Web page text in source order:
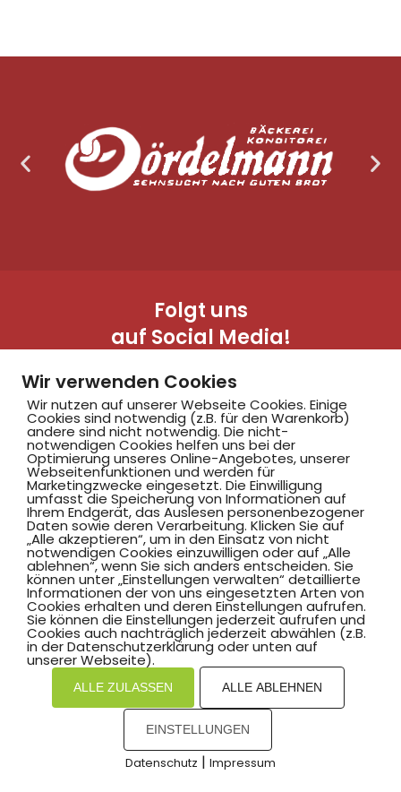
Folgt uns
auf Social Media!
Hammer SportClub 2008
Am Südbad 9,
59069 Hamm
©2025 Hammer SportClub 2008 e.V.
Mit zum Verein by PASSGEBER
Impressum
Hinweisgebersystem
Wir verwenden Cookies
Wir nutzen auf unserer Webseite Cookies. Einige
Cookies sind notwendig (z.B. für den Warenkorb)
andere sind nicht notwendig. Die nicht-
notwendigen Cookies helfen uns bei der
Optimierung unseres Online-Angebotes, unserer
Webseitenfunktionen und werden für
Marketingzwecke eingesetzt. Die Einwilligung
umfasst die Speicherung von Informationen auf
Ihrem Endgerät, das Auslesen personenbezogener
Daten sowie deren Verarbeitung. Klicken Sie auf
„Alle akzeptieren“, um in den Einsatz von nicht
notwendigen Cookies einzuwilligen oder auf „Alle
ablehnen“, wenn Sie sich anders entscheiden. Sie
können unter „Einstellungen verwalten“ detaillierte
Informationen der von uns eingesetzten Arten von
Cookies erhalten und deren Einstellungen aufrufen.
Sie können die Einstellungen jederzeit aufrufen und
Cookies auch nachträglich jederzeit abwählen (z.B.
in der Datenschutzerklärung oder unten auf
unserer Webseite).
ALLE ZULASSEN ALLE ABLEHNEN
EINSTELLUNGEN
Datenschutz | Impressum